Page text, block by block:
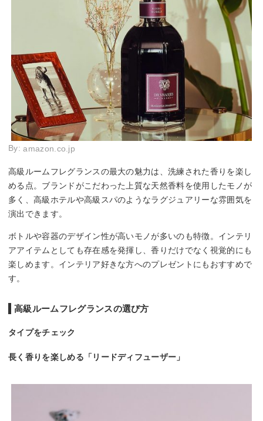
By:amazon.co.jp
高級ルームフレグランスの最大の魅力は、洗練された香りを楽し
める点。ブランドがこだわった上質な天然香料を使用したモノが
多く、高級ホテルや高級スパのようなラグジュアリーな雰囲気を
演出できます。
ボトルや容器のデザイン性が高いモノが多いのも特徴。インテリ
アアイテムとしても存在感を発揮し、香りだけでなく視覚的にも
楽しめます。インテリア好きな方へのプレゼントにもおすすめで
す。
高級ルームフレグランスの選び方
タイプをチェック
長く香りを楽しめる「リードディフューザー」